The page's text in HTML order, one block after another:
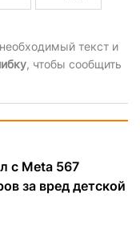
текст и
, чтобы сообщить
с Meta 567
за вред детской